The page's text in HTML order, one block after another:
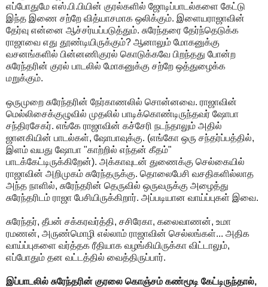
எப்போதுமே எஸ்.பி.பியின் குரல்களில் ஜோடிப்பாடல்களை கேட்டு
இந்த இணை சற்றே வித்யாசமாக ஒலிக்கும். இளையராஜாவின்
தேர்வு என்னை ஆச்சர்யப்படுத்தும். சுரேந்தரை தேர்ந்தெடுக்க
ராஜாவை எது தூண்டியிருக்கும்? ஆனாலும் மோகனுக்கு
வசனங்களில் பின்னணிகுரல் கொடுக்கவே பிறந்தது போன்ற
சுரேந்தரின் குரல் பாடலில் மோகனுக்கு சற்றே ஒத்துழைக்க
மறுக்கும்.
ஒருமுறை சுரேந்தரின் நேர்காணலில் சொன்னவை. ராஜாவின்
மெல்லிசைக்குழுவில் முதலில் பாடிக்கொண்டிருந்தவர் ஷோபா
சந்திரசேகர். எங்கே ராஜாவின் கச்சேரி நடந்தாலும் அதில்
ஜானகியின் பாடல்கள், ஷோபாவுக்கு. (எங்கோ ஒரு சந்தர்ப்பத்தில்,
இளம் வயது ஷோபா "காற்றில் எந்தன் கீதம்"
பாடக்கேட்டிருக்கிறேன்). அக்காவுடன் துணைக்கு செல்கையில்
ராஜாவின் அறிமுகம் சுரேந்தருக்கு. தொலைபேசி வசதிகளில்லாத
அந்த நாளில், சுரேந்தரின் தெருவில் ஒருவருக்கு அழைத்து
சுரேந்தரிடம் ராஜா பேசியிருக்கிறார். அப்படியான வாய்ப்புகள் இவை.
சுரேந்தர், தீபன் சக்கரவர்த்தி, சசிரேகா, கலைவாணன், உமா
ரமணன், அருண்மொழி எல்லாம் ராஜாவின் செல்லங்கள்... அதிக
வாய்ப்புகளை வர்த்தக ரீதியாக வழங்கியிருக்கா விட்டாலும்,
எப்போதும் தன வட்டத்தில் வைத்திருப்பார்.
இப்பாடலில் சுரேந்தரின் குரலை கொஞ்சம் கண்மூடி கேட்டிருந்தால்,